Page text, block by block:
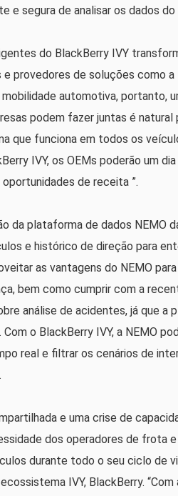
e segura de analisar os dados do
do BlackBerry IVY
provedores de soluções como a
mobilidade automotiva, portanto,
podem fazer juntas é
que funciona em todos os
IVY, os OEMs poderão um
de receita ”.
da plataforma de dados NEMO
e histórico de direção para
as vantagens do NEMO
bem como cumprir com a
análise de acidentes, já que a
o BlackBerry IVY, a NEMO
real e filtrar os cenários de
e uma crise de
dos operadores de frota
durante todo o seu ciclo de
IVY, BlackBerry.